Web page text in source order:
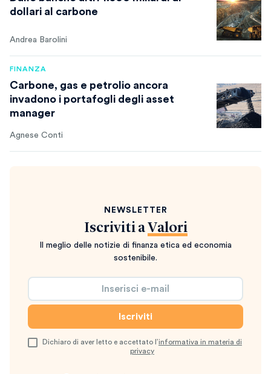
dollari al carbone
Andrea Barolini
FINANZA
Carbone, gas e petrolio ancora
invadono i portafogli degli asset
manager
Agnese Conti
NEWSLETTER
Iscriviti a Valori
Il meglio delle notizie di finanza etica ed economia
sostenibile.
Dichiaro di aver letto e accettato l’informativa in materia di
privacy